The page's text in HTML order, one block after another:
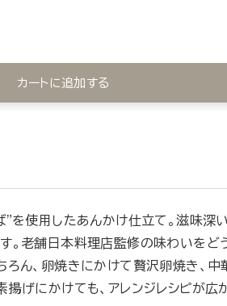
カートに追加する
を使用したあんかけ仕立て。滋味深
。老舗日本料理店監修の味わいをど
ろん、卵焼きにかけて贅沢卵焼き、中
げにかけても、アレンジレシピが広が